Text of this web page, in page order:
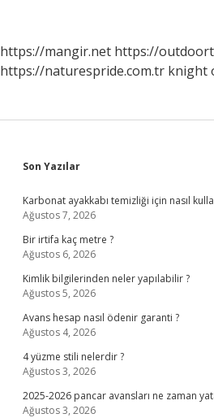
https://mangir.net https://
https://naturespride.com.tr knight
Sidebar
Son Yazılar
Karbonat ayakkabı temizliği için nasıl
Ağustos 7, 2026
Bir irtifa kaç metre ?
Ağustos 6, 2026
Kimlik bilgilerinden neler yapılabilir ?
Ağustos 5, 2026
Avans hesap nasıl ödenir garanti ?
Ağustos 4, 2026
4 yüzme stili nelerdir ?
Ağustos 3, 2026
2025-2026 pancar avansları ne zaman
Ağustos 3, 2026